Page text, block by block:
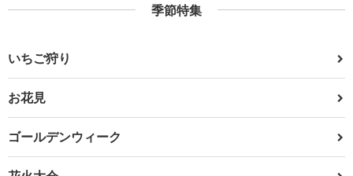
季節特集
いちご狩り
お花見
ゴールデンウィーク